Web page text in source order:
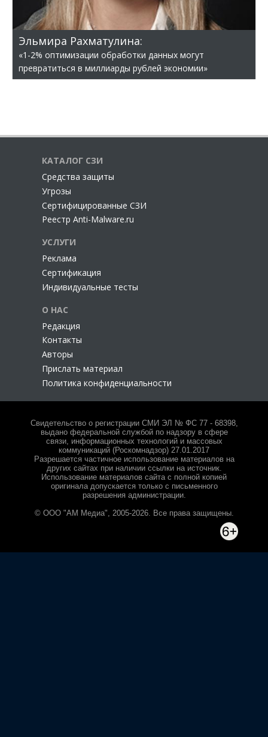
Эльмира Рахматулина:
«1-2% оптимизации обработки данных могут
превратиться в миллиарды рублей экономии»
КАТАЛОГ СЗИ
Cредства защиты
Угрозы
Сертифицированные СЗИ
Реестр Anti-Malware.ru
УСЛУГИ
Реклама
Сертификация
Индивидуальные тесты
О НАС
Редакция
Контакты
Авторы
Прислать материал
Политика конфиденциальности
Свидетельство о регистрации СМИ ЭЛ № ФС 77 - 68398,
выдано федеральной службой по надзору в сфере
связи, информационных технологий и массовых
коммуникаций (Роскомнадзор) 27.01.2017
Разрешается частичное использование материалов на
других сайтах при наличии ссылки на источник.
Использование материалов сайта с полной копией
оригинала допускается только с письменного
разрешения администрации.
© ООО "АМ Медиа", 2005-2026. Все права защищены.